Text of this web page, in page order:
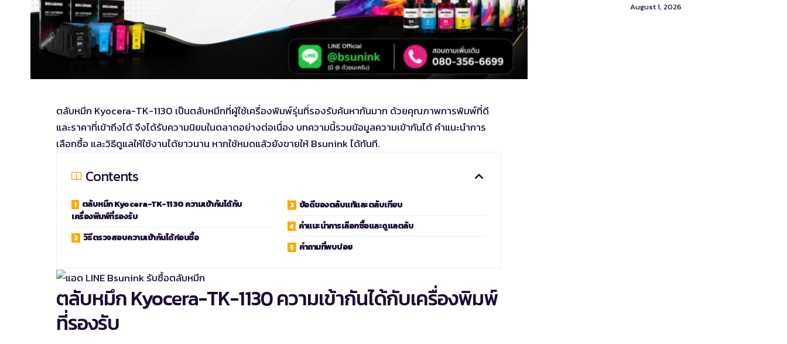
ตลับหมึก Kyocera-TK-1130 เป็นตลับหมึกที่ผู้ใช้เครื่องพิมพ์รุ่นที่รองรับค้นหากันมาก ด้วยคุณภาพการพิมพ์ที่ดี
และราคาที่เข้าถึงได้ จึงได้รับความนิยมในตลาดอย่างต่อเนื่อง บทความนี้รวมข้อมูลความเข้ากันได้ คำแนะนำการ
เลือกซื้อ และวิธีดูแลให้ใช้งานได้ยาวนาน หากใช้หมดแล้วยังขายให้ Bsunink ได้ทันที.
Contents
ตลับหมึก Kyocera-TK-1130 ความเข้ากันได้กับ
เครื่องพิมพ์ที่รองรับ
วิธีตรวจสอบความเข้ากันได้ก่อนซื้อ
ข้อดีของตลับแท้และตลับเทียบ
คำแนะนำการเลือกซื้อและดูแลตลับ
คำถามที่พบบ่อย
ตลับหมึก Kyocera-TK-1130 ความเข้ากันได้กับเครื่องพิมพ์
ที่รองรับ
August 1, 2026